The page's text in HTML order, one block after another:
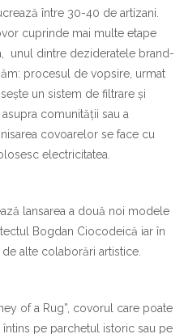
între 30-40 de artizani.
cuprinde mai multe etape
unul dintre dezideratele brand-
procesul de vopsire, urmat
un sistem de filtrare și
comunității sau a
covoarelor se face cu
electricitatea.
lansarea a două noi modele
Bogdan Ciocodeică iar în
alte colaborări artistice.
of a Rug”, covorul care poate
pe parchetul istoric sau pe